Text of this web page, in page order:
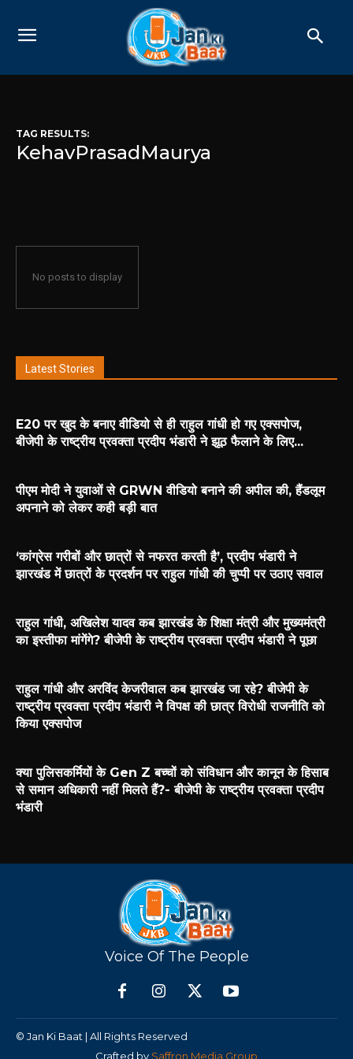
TAG RESULTS:
KehavPrasadMaurya
No posts to display
Latest Stories
E20 पर खुद के बनाए वीडियो से ही राहुल गांधी हो गए एक्सपोज,
बीजेपी के राष्ट्रीय प्रवक्ता प्रदीप भंडारी ने झूठ फैलाने के लिए...
पीएम मोदी ने युवाओं से GRWN वीडियो बनाने की अपील की, हैंडलूम
अपनाने को लेकर कही बड़ी बात
‘कांग्रेस गरीबों और छात्रों से नफरत करती है’, प्रदीप भंडारी ने
झारखंड में छात्रों के प्रदर्शन पर राहुल गांधी की चुप्पी पर उठाए सवाल
राहुल गांधी, अखिलेश यादव कब झारखंड के शिक्षा मंत्री और मुख्यमंत्री
का इस्तीफा मांगेंगे? बीजेपी के राष्ट्रीय प्रवक्ता प्रदीप भंडारी ने पूछा
राहुल गांधी और अरविंद केजरीवाल कब झारखंड जा रहे? बीजेपी के
राष्ट्रीय प्रवक्ता प्रदीप भंडारी ने विपक्ष की छात्र विरोधी राजनीति को
किया एक्सपोज
क्या पुलिसकर्मियों के Gen Z बच्चों को संविधान और कानून के हिसाब
से समान अधिकारी नहीं मिलते हैं?- बीजेपी के राष्ट्रीय प्रवक्ता प्रदीप
भंडारी
Voice Of The People
© Jan Ki Baat | All Rights Reserved
Crafted by Saffron Media Group